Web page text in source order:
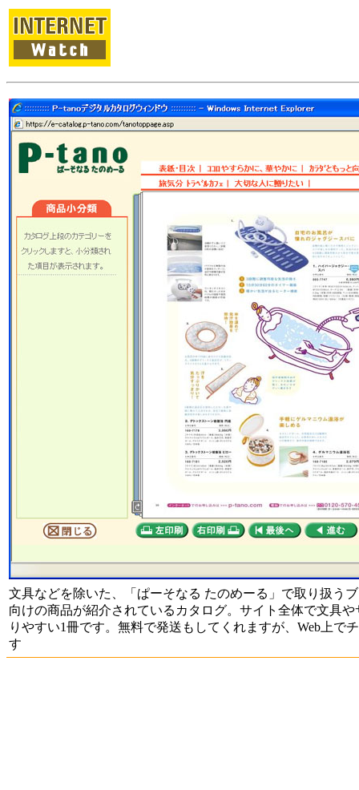
文具などを除いた、「ぱーそなる たのめーる」で取り扱う
向けの商品が紹介されているカタログ。サイト全体で文具
りやすい1冊です。無料で発送もしてくれますが、Web上で
す